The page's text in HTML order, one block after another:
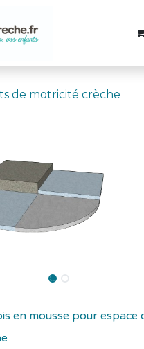
de motricité crèche
en mousse pour espace